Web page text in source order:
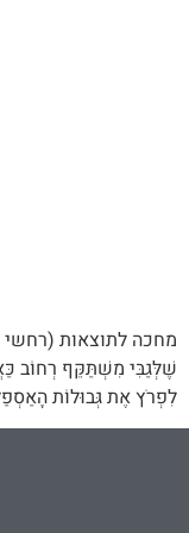
מחכה לתוצאות (רחשי
שֶׁלְּגַבִּי מִשְׁתַּקֵּף רְחוֹב
לִפְרֹץ אֶת גְּבוּלוֹת